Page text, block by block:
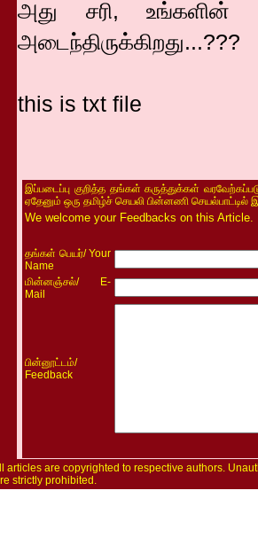
அது சரி,
அடைந்திருக்கிறது...???
this is txt file
இப்படைப்பு குறித்த தங்கள் கருத்துக்கள்
ஏதேனும் ஒரு தமிழ்ச் செயலி பின்னணி செயல்பாட்டில்
We welcome your Feedbacks on this
தங்கள் பெயர்/ Your
Name
மின்னஞ்சல்/ E-
Mail
பின்னூட்டம்/
Feedback
articles are copyrighted to respective authors.
strictly prohibited.